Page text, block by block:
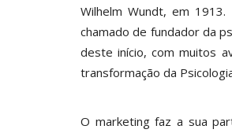
Wilhelm Wundt, em
chamado de fundador da
deste início, com muitos
transformação da
O marketing faz a sua